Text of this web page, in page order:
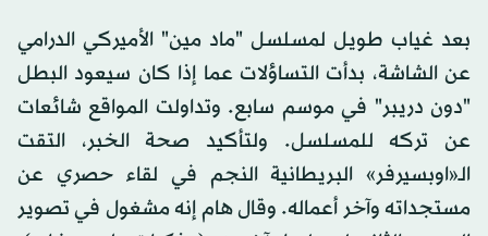
بعد غياب طويل لمسلسل "ماد مين" الأميركي الدرامي
عن الشاشة، بدأت التساؤلات عما إذا كان سيعود البطل
"دون دريبر" في موسم سابع. وتداولت المواقع شائعات
عن تركه للمسلسل. ولتأكيد صحة الخبر، التقت
الـ«اوبسيرفر» البريطانية النجم في لقاء حصري عن
مستجداته وآخر أعماله. وقال هام إنه مشغول في تصوير